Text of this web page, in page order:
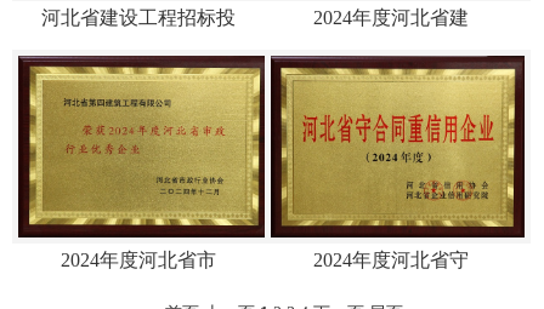
河北省建设工程招标投 2024年度河北省建
2024年度河北省市 2024年度河北省守